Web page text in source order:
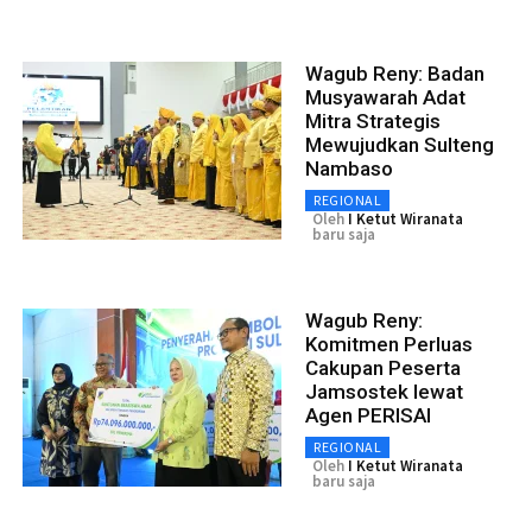
Wagub Reny: Badan
Musyawarah Adat
Mitra Strategis
Mewujudkan Sulteng
Nambaso
REGIONAL
Oleh I Ketut Wiranata
baru saja
Wagub Reny:
Komitmen Perluas
Cakupan Peserta
Jamsostek lewat
Agen PERISAI
REGIONAL
Oleh I Ketut Wiranata
baru saja